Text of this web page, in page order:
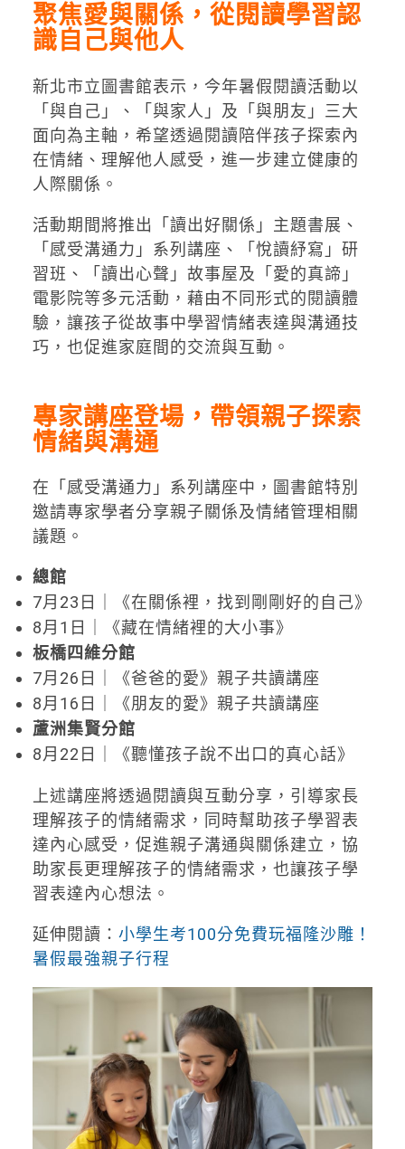
聚焦愛與關係，從閱讀學習認
識自己與他人
新北市立圖書館表示，今年暑假閱讀活動以
「與自己」、「與家人」及「與朋友」三大
面向為主軸，希望透過閱讀陪伴孩子探索內
在情緒、理解他人感受，進一步建立健康的
人際關係。
活動期間將推出「讀出好關係」主題書展、
「感受溝通力」系列講座、「悅讀紓寫」研
習班、「讀出心聲」故事屋及「愛的真諦」
電影院等多元活動，藉由不同形式的閱讀體
驗，讓孩子從故事中學習情緒表達與溝通技
巧，也促進家庭間的交流與互動。
專家講座登場，帶領親子探索
情緒與溝通
在「感受溝通力」系列講座中，圖書館特別
邀請專家學者分享親子關係及情緒管理相關
議題。
總館
7月23日｜《在關係裡，找到剛剛好的自己》
8月1日｜《藏在情緒裡的大小事》
板橋四維分館
7月26日｜《爸爸的愛》親子共讀講座
8月16日｜《朋友的愛》親子共讀講座
蘆洲集賢分館
8月22日｜《聽懂孩子說不出口的真心話》
上述講座將透過閱讀與互動分享，引導家長
理解孩子的情緒需求，同時幫助孩子學習表
達內心感受，促進親子溝通與關係建立，協
助家長更理解孩子的情緒需求，也讓孩子學
習表達內心想法。
延伸閱讀： 小學生考100分免費玩福隆沙雕！
暑假最強親子行程